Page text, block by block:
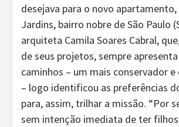
desejava para o novo apartamento,
Jardins, bairro nobre de São Paulo
arquiteta Camila Soares Cabral,
de seus projetos, sempre
caminhos – um mais conservador
– logo identificou as preferências
para, assim, trilhar a missão. “Por
sem intenção imediata de ter